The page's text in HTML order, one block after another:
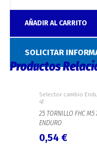
AÑADIR AL CARRITO
SOLICITAR
Productos
Selector cambio
4T
25 TORNILLO FHC M5
ENDURO
0,54 €